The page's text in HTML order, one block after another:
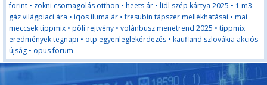
forint • zokni csomagolás otthon • heets ár • lidl szép kártya 2025 • 1 m3
gáz világpiaci ára • iqos iluma ár •fresubin tápszer mellékhatásai • mai
meccsek tippmix • pöli rejtvény • volánbusz menetrend 2025 • tippmix
eredmények tegnapi • otp egyenleglekérdezés • kaufland szlovákia akciós
újság • opus forum